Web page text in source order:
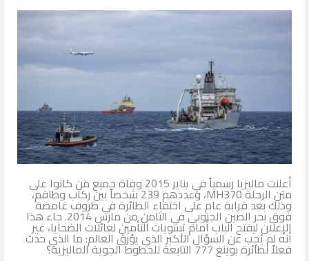
أعلنت ماليزيا رسمياً في يناير 2015 وفاة جميع من كانوا على
متن الرحلة MH370، وعددهم 239 شخصاً بين ركاب وطاقم،
وذلك بعد قرابة عام على اختفاء الطائرة في ظروف غامضة
فوق بحر الصين الجنوبي في الثامن من مارس 2014. جاء هذا
الإعلان ليفتح الباب أمام تسويات التأمين لعائلات الضحايا، غير
أنه لم يُجِب عن السؤال الأكبر الذي يؤرق العالم: ما الذي حدث
فعلاً لطائرة بوينغ 777 التابعة للخطوط الجوية الماليزية؟